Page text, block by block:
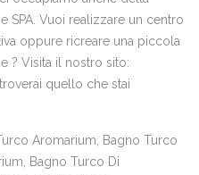
SPA. Vuoi realizzare un centro
oppure ricreare una piccola
? Visita il nostro sito:
quello che stai
Aromarium, Bagno Turco
Bagno Turco Di